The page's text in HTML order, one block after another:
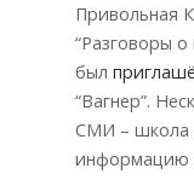
Привольная
“Разговоры о
был
“Вагнер”.
СМИ – школа
информацию